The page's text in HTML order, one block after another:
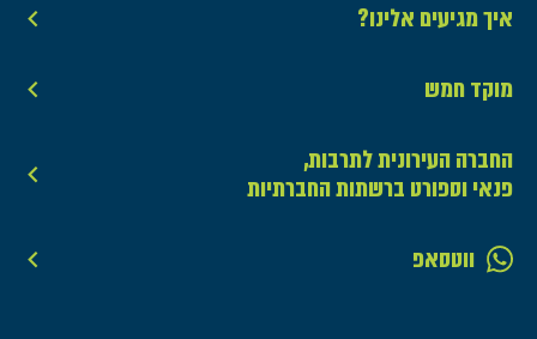
איך מגיעים אלינו?
מוקד חמש
החברה העירונית לתרבות,
פנאי וספורט ברשתות החברתיות
ווטסאפ